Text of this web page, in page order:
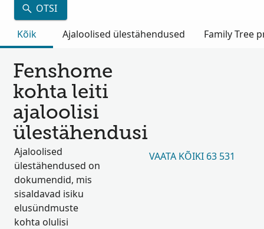
OTSI
Kõik
Ajaloolised ülestähendused Family Tree
Fenshome
kohta leiti
ajaloolisi
ülestähendusi
Ajaloolised
ülestähendused on
dokumendid, mis
sisaldavad isiku
elusündmuste
kohta olulisi
VAATA KÕIKI 63 531